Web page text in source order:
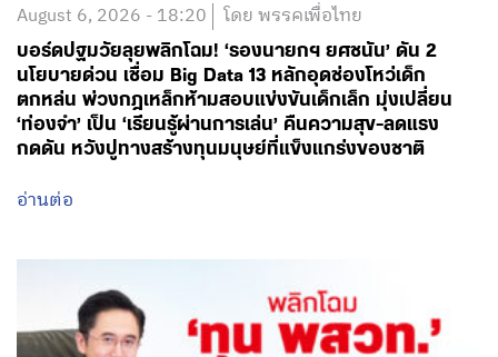
August 6, 2026 - 18:20 โดย พรรคเพื่อไทย
บอร์ดปฐมวัยลุยพลิกโฉม! ‘รองนายกฯ ยศชนัน’ ดัน 2
นโยบายด่วน เชื่อม Big Data 13 หลักอุดช่องโหว่เด็ก
ตกหล่น พ่วงกฎเหล็กห้ามสอบแข่งขันเด็กเล็ก มุ่งเปลี่ยน
‘ท่องจำ’ เป็น ‘เรียนรู้ผ่านการเล่น’ คืนความสุข-ลดแรง
กดดัน หวังปูทางสร้างทุนมนุษย์ที่แข็งแกร่งของชาติ
อ่านต่อ